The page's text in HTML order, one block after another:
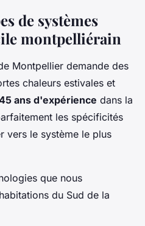
de systèmes
montpelliérain
Montpellier demande des
chaleurs estivales et
ans d'expérience dans la
les spécificités
vers le système le plus
que nous
du Sud de la